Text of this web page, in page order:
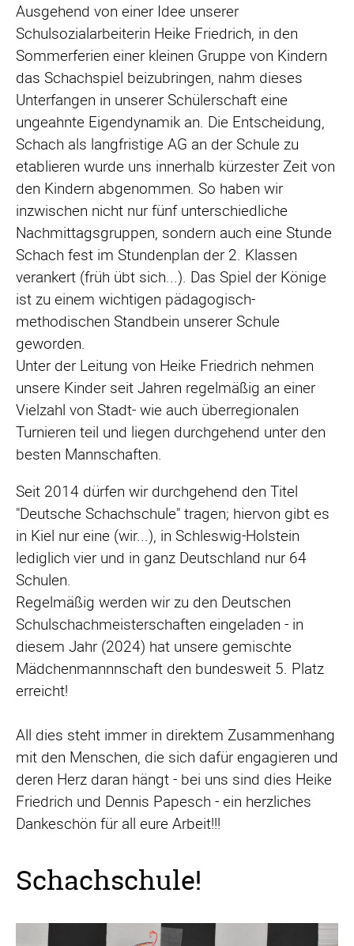
Ausgehend von einer Idee unserer
Schulsozialarbeiterin Heike Friedrich, in den
Sommerferien einer kleinen Gruppe von Kindern
das Schachspiel beizubringen, nahm dieses
Unterfangen in unserer Schülerschaft eine
ungeahnte Eigendynamik an. Die Entscheidung,
Schach als langfristige AG an der Schule zu
etablieren wurde uns innerhalb kürzester Zeit von
den Kindern abgenommen. So haben wir
inzwischen nicht nur fünf unterschiedliche
Nachmittagsgruppen, sondern auch eine Stunde
Schach fest im Stundenplan der 2. Klassen
verankert (früh übt sich...). Das Spiel der Könige
ist zu einem wichtigen pädagogisch-
methodischen Standbein unserer Schule
geworden.
Unter der Leitung von Heike Friedrich nehmen
unsere Kinder seit Jahren regelmäßig an einer
Vielzahl von Stadt- wie auch überregionalen
Turnieren teil und liegen durchgehend unter den
besten Mannschaften.
Seit 2014 dürfen wir durchgehend den Titel
"Deutsche Schachschule" tragen; hiervon gibt es
in Kiel nur eine (wir...), in Schleswig-Holstein
lediglich vier und in ganz Deutschland nur 64
Schulen.
Regelmäßig werden wir zu den Deutschen
Schulschachmeisterschaften eingeladen - in
diesem Jahr (2024) hat unsere gemischte
Mädchenmannnschaft den bundesweit 5. Platz
erreicht!
All dies steht immer in direktem Zusammenhang
mit den Menschen, die sich dafür engagieren und
deren Herz daran hängt - bei uns sind dies Heike
Friedrich und Dennis Papesch - ein herzliches
Dankeschön für all eure Arbeit!!!
Schachschule!